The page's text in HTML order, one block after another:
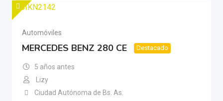
Automóviles
MERCEDES BENZ 280 CE Destacado
5 años antes
Lizy
Ciudad Autónoma de Bs. As.